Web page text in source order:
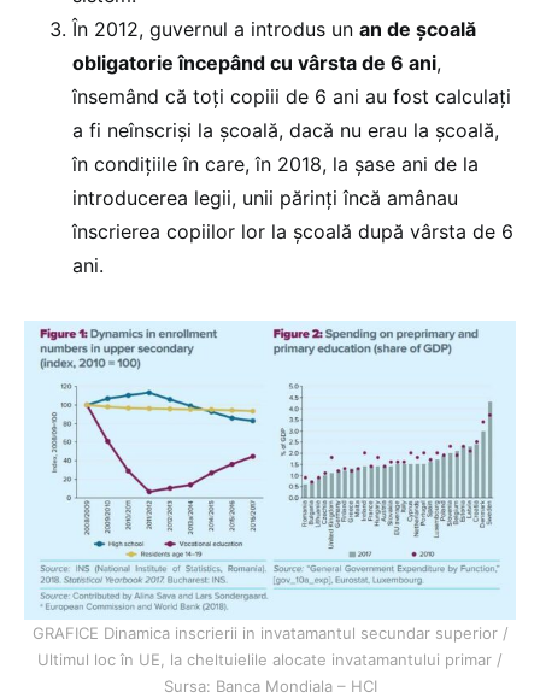
În 2012, guvernul a introdus un an de școală
obligatorie începând cu vârsta de 6 ani,
însemând că toți copiii de 6 ani au fost calculați
a fi neînscriși la școală, dacă nu erau la școală,
în condițiile în care, în 2018, la șase ani de la
introducerea legii, unii părinți încă amânau
înscrierea copiilor lor la școală după vârsta de 6
ani.
GRAFICE Dinamica inscrierii in invatamantul secundar superior /
Ultimul loc în UE, la cheltuielile alocate invatamantului primar /
Sursa: Banca Mondiala – HCI